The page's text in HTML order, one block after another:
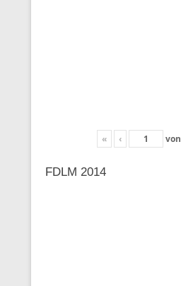
« ‹ von
FDLM 2014